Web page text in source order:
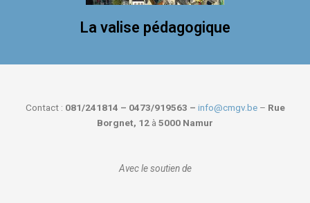
La valise pédagogique
Contact : 081/241814 – 0473/919563 – info@cmgv.be– Rue
Borgnet, 12 à 5000 Namur
Avec le soutien de